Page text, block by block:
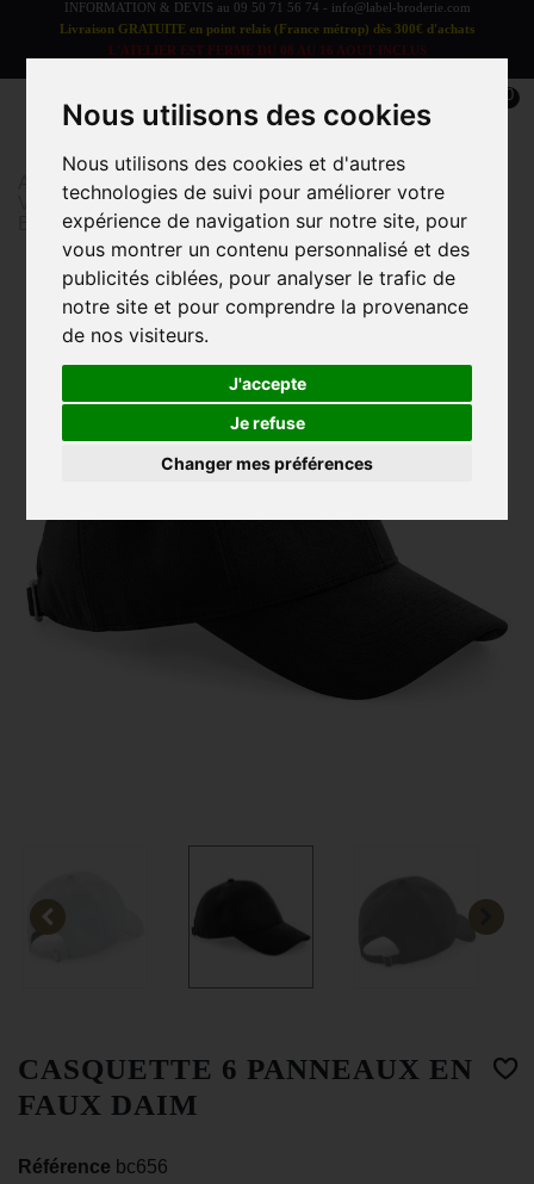
Nous utilisons des cookies
Nous utilisons des cookies et d'autres
technologies de suivi pour améliorer votre
expérience de navigation sur notre site, pour
vous montrer un contenu personnalisé et des
publicités ciblées, pour analyser le trafic de
notre site et pour comprendre la provenance
de nos visiteurs.
J'accepte
Je refuse
Changer mes préférences
INFORMATION & DEVIS au 09 50 71 56 74 - info@label-broderie.com
Livraison GRATUITE en point relais (France métrop) dès 300€ d'achats
L'ATELIER EST FERME DU 08 AU 16 AOUT INCLUS
0
Accueil > Vêtements et Accessoires
>
VÊTEMENTS/ACCESSOIRES ADULTE >
Casquettes /
Bob adulte > Casquette 6 panneaux en faux daim
CASQUETTE 6 PANNEAUX EN
FAUX DAIM
Référence bc656